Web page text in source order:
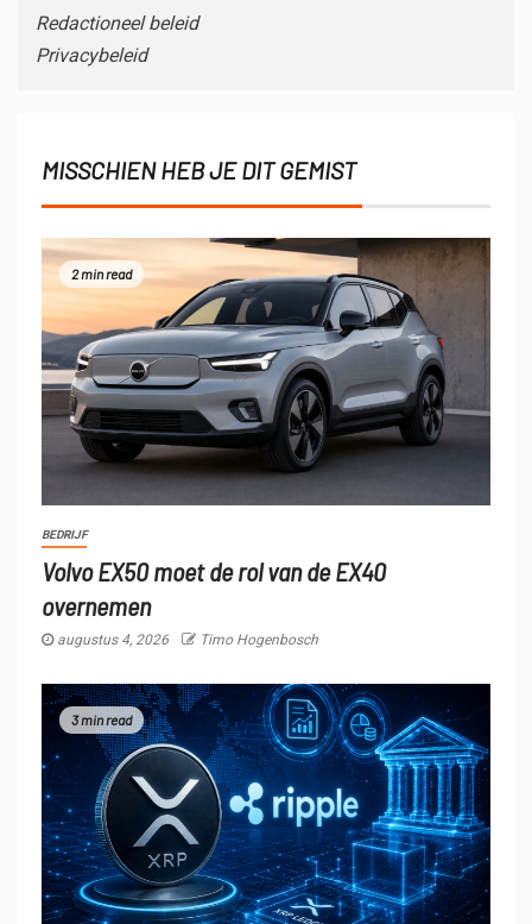
Redactioneel beleid
Privacybeleid
MISSCHIEN HEB JE DIT GEMIST
2 min read
BEDRIJF
Volvo EX50 moet de rol van de EX40
overnemen
augustus 4, 2026 Timo Hogenbosch
3 min read